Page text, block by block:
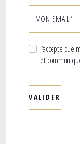
MON EMAIL*
J’accepte que
et